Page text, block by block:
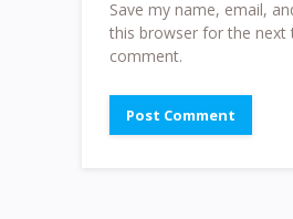
Save my name, email,
this browser for the next
comment.